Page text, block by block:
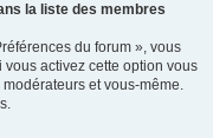
la liste des membres
du forum », vous
vous activez cette option vous
et vous-même.